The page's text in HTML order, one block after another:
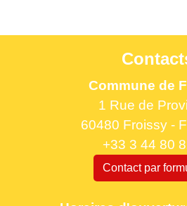
Commune de
1 Rue de
60480 Froissy -
+33 3 44 80
Contact par